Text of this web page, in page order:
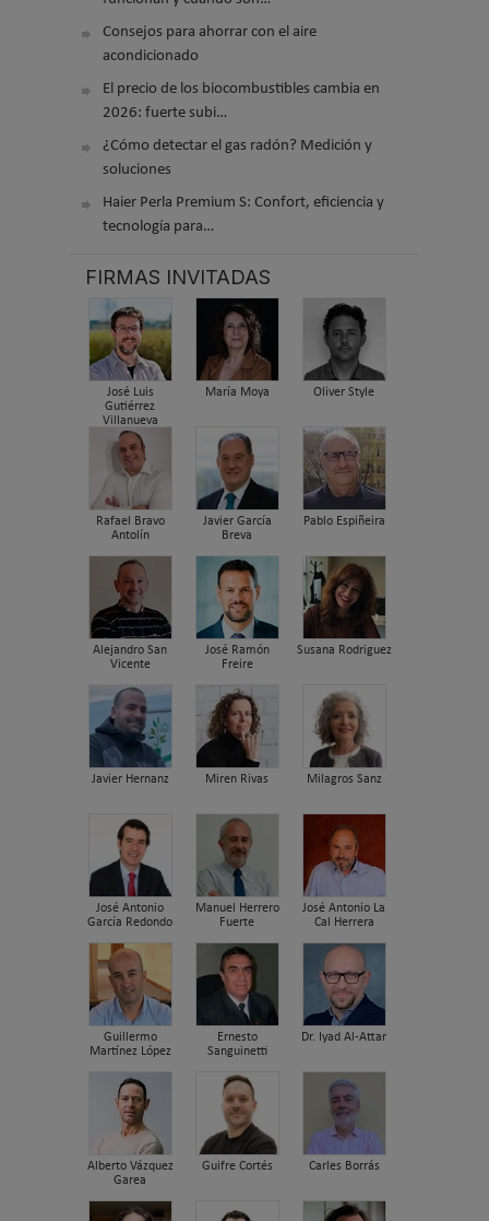
Consejos para ahorrar con el aire
acondicionado
El precio de los biocombustibles cambia en
2026: fuerte subi…
¿Cómo detectar el gas radón? Medición y
soluciones
Haier Perla Premium S: Confort, eficiencia y
tecnología para…
FIRMAS INVITADAS
José Luis
Gutiérrez
Villanueva
María Moya Oliver Style
Rafael Bravo
Antolín
Javier García
Breva
Pablo Espiñeira
Alejandro San
Vicente
José Ramón
Freire
Susana Rodriguez
Javier Hernanz Miren Rivas Milagros Sanz
José Antonio
García Redondo
Manuel Herrero
Fuerte
José Antonio La
Cal Herrera
Guillermo
Martínez López
Ernesto
Sanguinetti
Dr. Iyad Al-Attar
Alberto Vázquez
Garea
Guifre Cortés Carles Borrás